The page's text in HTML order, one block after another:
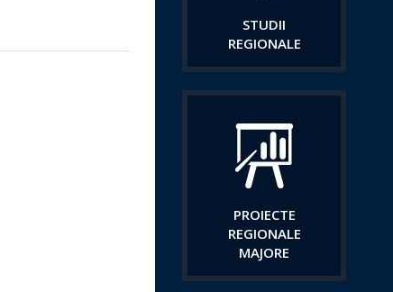
STUDII
REGIONALE
PROIECTE
REGIONALE
MAJORE